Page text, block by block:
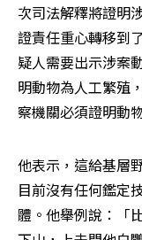
次司法解釋將證明
證責任重心轉移到
疑人需要出示涉案
明動物為人工繁殖
察機關必須證明動
他表示，這給基層
目前沒有任何鑑定
體。他舉例說：「